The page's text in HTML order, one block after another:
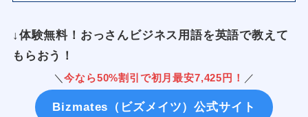
↓体験無料！おっさんビジネス用語を英語で教えて
もらおう！
＼今なら50%割引で初月最安7,425円！ ／
Bizmates（ビズメイツ）公式サイト